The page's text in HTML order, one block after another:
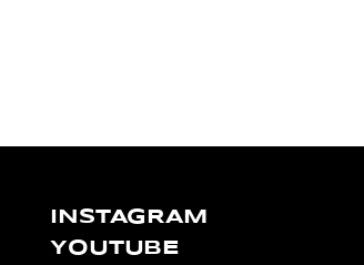
INSTAGRAM
YOUTUBE